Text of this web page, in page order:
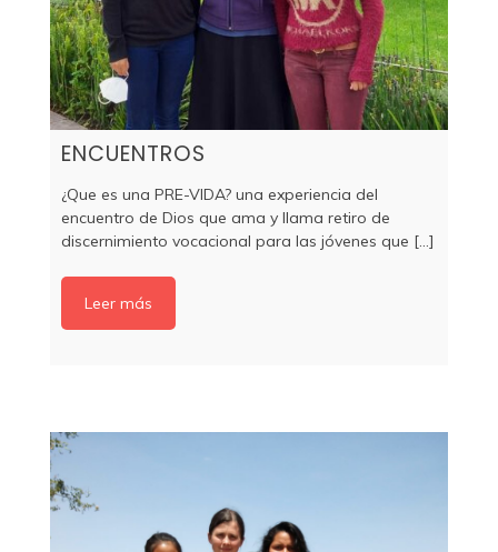
ENCUENTROS
¿Que es una PRE-VIDA? una experiencia del
encuentro de Dios que ama y llama retiro de
discernimiento vocacional para las jóvenes que [...]
Leer más